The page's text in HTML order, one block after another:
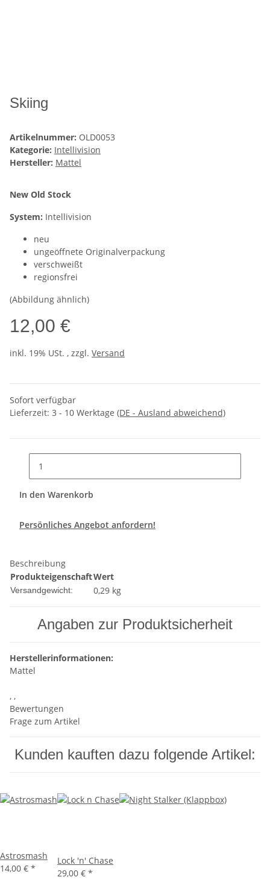
Skiing
Artikelnummer: OLD0053
Kategorie: Intellivision
Hersteller: Mattel
New Old Stock
System: Intellivision
neu
ungeöffnete Originalverpackung
verschweißt
regionsfrei
(Abbildung ähnlich)
12,00 €
inkl. 19% USt. , zzgl. Versand
Sofort verfügbar
Lieferzeit: 3 - 10 Werktage (DE - Ausland abweichend)
In den Warenkorb
Persönliches Angebot anfordern!
Beschreibung
ProdukteigenschaftWert
Versandgewicht: 0,29 kg
Angaben zur Produktsicherheit
Herstellerinformationen:
Mattel
, ,
Bewertungen
Frage zum Artikel
Kunden kauften dazu folgende Artikel:
Astrosmash
14,00 € *
Lock 'n' Chase
29,00 € *